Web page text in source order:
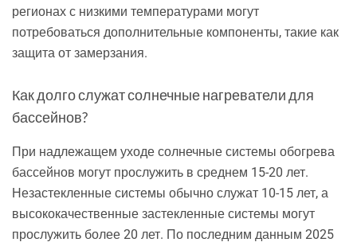
регионах с низкими температурами могут
потребоваться дополнительные компоненты, такие как
защита от замерзания.
Как долго служат солнечные нагреватели для
бассейнов?
При надлежащем уходе солнечные системы обогрева
бассейнов могут прослужить в среднем 15-20 лет.
Незастекленные системы обычно служат 10-15 лет, а
высококачественные застекленные системы могут
прослужить более 20 лет. По последним данным 2025